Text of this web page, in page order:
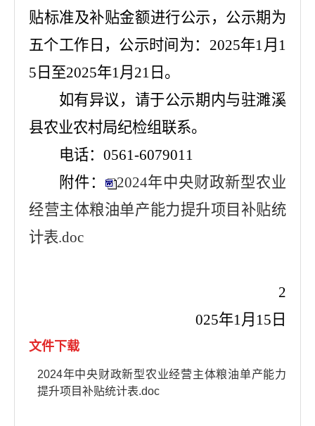
贴标准及补贴金额进行公示，公示期为
五个工作日，公示时间为： 2025年1月 1
5 日至2025年1月 21 日。
如有异议，请于公示期内与驻濉溪
县农业农村局纪检组联系。
电话： 0561-6079011
附件：
2024年中央财政新型农业
经营主体粮油单产能力提升项目补贴统
计表.doc
2
025年1月 15 日
文件下载
2024年中央财政新型农业经营主体粮油单产能力
提升项目补贴统计表.doc